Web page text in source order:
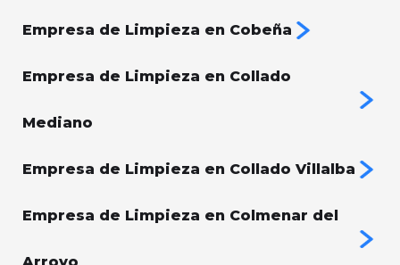
Empresa de Limpieza en Cobeña
Empresa de Limpieza en Collado
Mediano
Empresa de Limpieza en Collado Villalba
Empresa de Limpieza en Colmenar del